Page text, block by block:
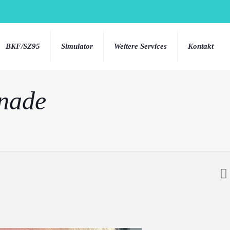
BKF/SZ95 Simulator Weitere Services Kontakt